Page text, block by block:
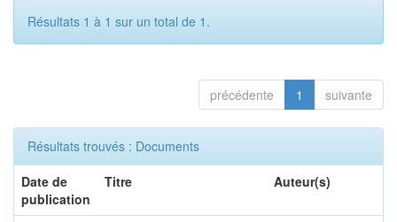
Résultats 1 à 1 sur un total de 1.
précédente 1 suivante
Résultats trouvés : Documents
Date de
publication
Titre Auteur(s)